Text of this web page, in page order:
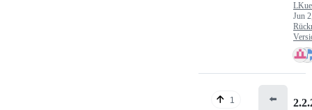
Jun
1 ⬅️